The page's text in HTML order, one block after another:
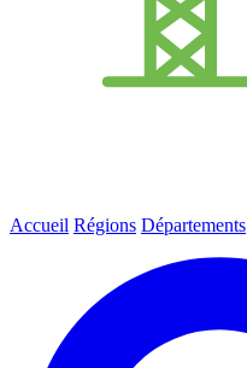
Accueil Régions Départements